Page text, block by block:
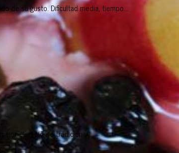
de su gusto. Dificultad media, tiempo...
ejemplo de tradición y...